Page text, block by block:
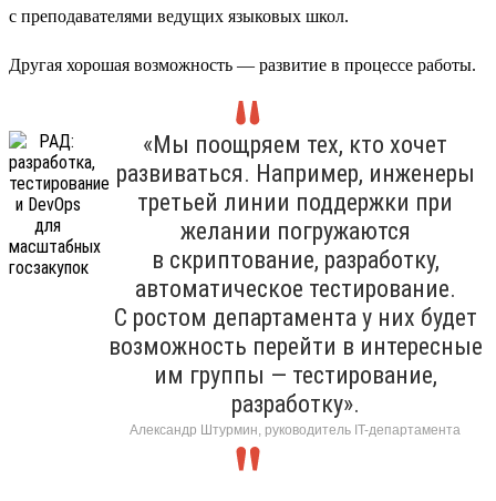
с преподавателями ведущих языковых школ.
Другая хорошая возможность — развитие в процессе работы.
«Мы поощряем тех, кто хочет
развиваться. Например, инженеры
третьей линии поддержки при
желании погружаются
в скриптование, разработку,
автоматическое тестирование.
С ростом департамента у них будет
возможность перейти в интересные
им группы — тестирование,
разработку».
Александр Штурмин, руководитель IT-департамента